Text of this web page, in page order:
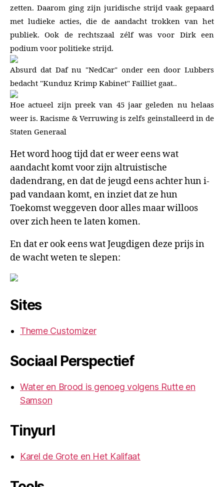
zetten. Daarom ging zijn juridische strijd vaak gepaard
met ludieke acties, die de aandacht trokken van het
publiek. Ook de rechtszaal zélf was voor Dirk een
podium voor politieke strijd.
Absurd dat Daf nu "NedCar" onder een door Lubbers
bedacht "Kunduz Krimp Kabinet" Failliet gaat..
Hoe actueel zijn preek van 45 jaar geleden nu helaas
weer is. Racisme & Verruwing is zelfs geinstalleerd in de
Staten Generaal
Het word hoog tijd dat er weer eens wat
aandacht komt voor zijn altruistische
dadendrang, en dat de jeugd eens achter hun i-
pad vandaan komt, en inziet dat ze hun
Toekomst weggeven door alles maar willoos
over zich heen te laten komen.
En dat er ook eens wat Jeugdigen deze prijs in
de wacht weten te slepen:
Sites
Theme Customizer
Sociaal Perspectief
Water en Brood is genoeg volgens Rutte en
Samson
Tinyurl
Karel de Grote en Het Kalifaat